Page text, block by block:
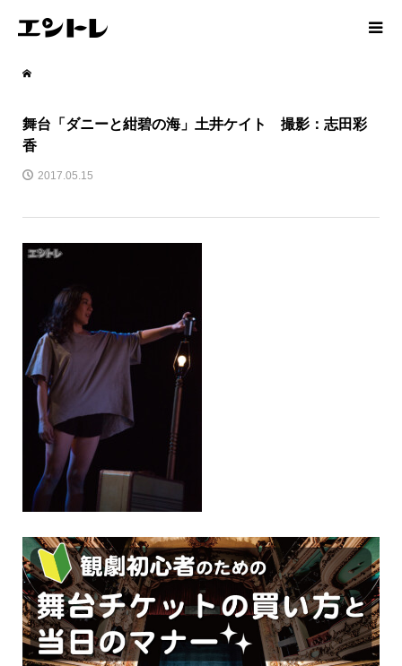
舞台「ダニーと紺碧の海」土井ケイト 撮影：志田彩
香
2017.05.15